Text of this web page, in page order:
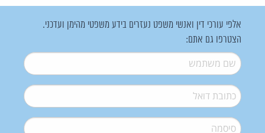
אלפי עורכי דין ואנשי משפט נעזרים בידע משפטי מהימן ועדכני.
הצטרפו גם אתם:
שם משתמש*
דואל*
סיסמה*